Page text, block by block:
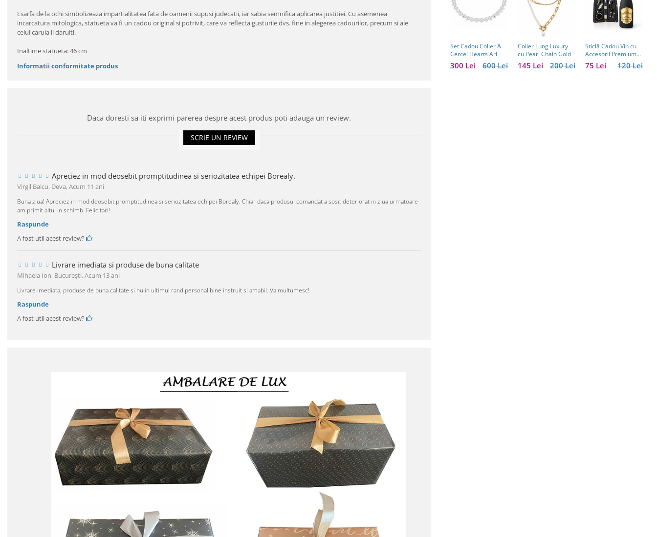
Esarfa de la ochi simbolizeaza impartialitatea fata de oamenii supusi judecatii, iar sabia semnifica aplicarea justitiei. Cu asemenea
incarcatura mitologica, statueta va fi un cadou original si potrivit, care va reflecta gusturile dvs. fine in alegerea cadourilor, precum si ale
celui caruia il daruiti.
Inaltime statueta: 46 cm
Informatii conformitate produs
Daca doresti sa iti exprimi parerea despre acest produs poti adauga un review.
SCRIE UN REVIEW
Apreciez in mod deosebit promptitudinea si seriozitatea echipei Borealy.
Virgil Baicu, Deva,Acum 11 ani
Buna ziua! Apreciez in mod deosebit promptitudinea si seriozitatea echipei Borealy. Chiar daca produsul comandat a sosit deteriorat in ziua urmatoare
am primit altul in schimb. Felicitari!
Raspunde
A fost util acest review?
Livrare imediata si produse de buna calitate
Mihaela Ion, Bucureşti,Acum 13 ani
Livrare imediata, produse de buna calitate si nu in ultimul rand personal bine instruit si amabil. Va multumesc!
Raspunde
A fost util acest review?
Set Cadou Colier &
Cercei Hearts Ari
600 Lei
300 Lei
Colier Lung Luxury
cu Pearl Chain Gold
200 Lei
145 Lei
Sticlă Cadou Vin cu
Accesorii Premium
Personalizată – Set
Elegant pentru120 Lei
75 Lei